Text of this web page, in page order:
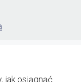
jak osiągnąć